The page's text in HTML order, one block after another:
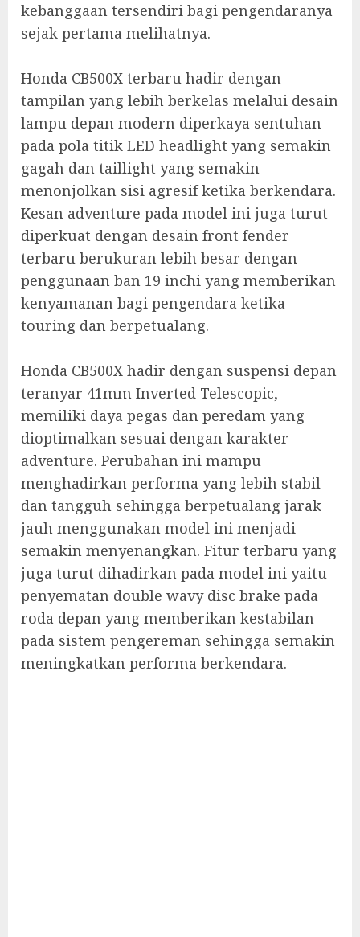
kebanggaan tersendiri bagi pengendaranya
sejak pertama melihatnya.
Honda CB500X terbaru hadir dengan
tampilan yang lebih berkelas melalui desain
lampu depan modern diperkaya sentuhan
pada pola titik LED headlight yang semakin
gagah dan taillight yang semakin
menonjolkan sisi agresif ketika berkendara.
Kesan adventure pada model ini juga turut
diperkuat dengan desain front fender
terbaru berukuran lebih besar dengan
penggunaan ban 19 inchi yang memberikan
kenyamanan bagi pengendara ketika
touring dan berpetualang.
Honda CB500X hadir dengan suspensi depan
teranyar 41mm Inverted Telescopic,
memiliki daya pegas dan peredam yang
dioptimalkan sesuai dengan karakter
adventure. Perubahan ini mampu
menghadirkan performa yang lebih stabil
dan tangguh sehingga berpetualang jarak
jauh menggunakan model ini menjadi
semakin menyenangkan. Fitur terbaru yang
juga turut dihadirkan pada model ini yaitu
penyematan double wavy disc brake pada
roda depan yang memberikan kestabilan
pada sistem pengereman sehingga semakin
meningkatkan performa berkendara.